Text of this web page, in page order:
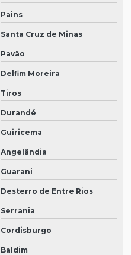
Pains
Santa Cruz de Minas
Pavão
Delfim Moreira
Tiros
Durandé
Guiricema
Angelândia
Guarani
Desterro de Entre Rios
Serrania
Cordisburgo
Baldim